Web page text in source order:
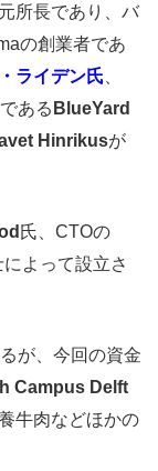
所長であり、バ
の創業者であ
ライデン氏
ある BlueYard
Hinrikusが
氏、CTOの
によって設立さ
が、今回の資金
Campus Delft
牛肉などほかの